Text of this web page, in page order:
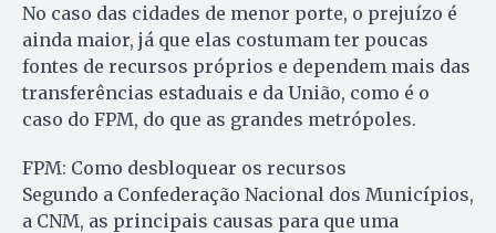
No caso das cidades de menor porte, o prejuízo é
ainda maior, já que elas costumam ter poucas
fontes de recursos próprios e dependem mais das
transferências estaduais e da União, como é o
caso do FPM, do que as grandes metrópoles.
FPM: Como desbloquear os recursos
Segundo a Confederação Nacional dos Municípios,
a CNM, as principais causas para que uma